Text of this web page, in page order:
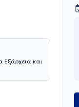
Εξάρχεια και